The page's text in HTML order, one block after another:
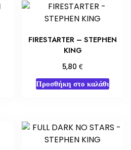
FIRESTARTER – STEPHEN
KING
5,80€
Προσθήκη στο καλάθι